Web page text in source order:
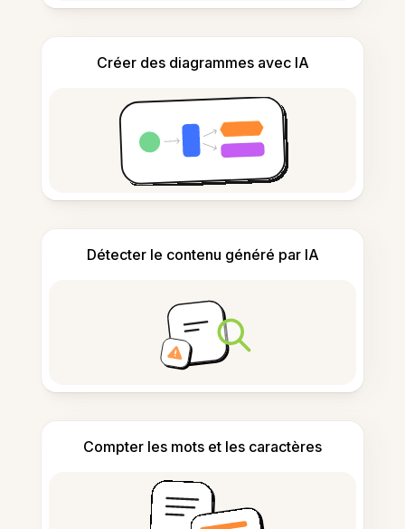
Créer des diagrammes avec IA
Détecter le contenu généré par IA
Compter les mots et les caractères